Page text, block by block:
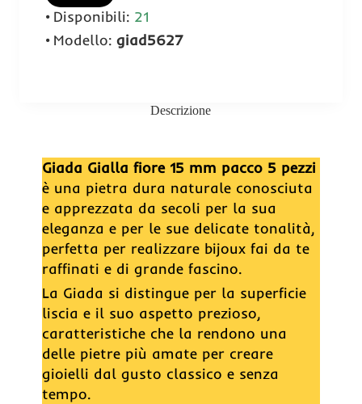
Disponibili: 21
Modello: giad5627
Descrizione
Giada Gialla fiore 15 mm pacco 5 pezzi
è una pietra dura naturale conosciuta
e apprezzata da secoli per la sua
eleganza e per le sue delicate tonalità,
perfetta per realizzare bijoux fai da te
raffinati e di grande fascino.
La Giada si distingue per la superficie
liscia e il suo aspetto prezioso,
caratteristiche che la rendono una
delle pietre più amate per creare
gioielli dal gusto classico e senza
tempo.